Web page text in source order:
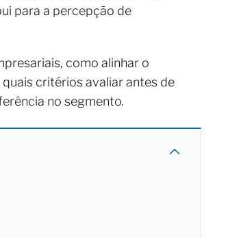
para a percepção de
como alinhar o
critérios avaliar antes de
no segmento.